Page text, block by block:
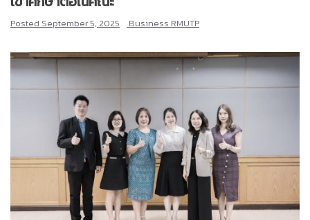
Posted September 5, 2025 Business RMUTP